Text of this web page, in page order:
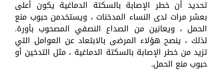
تحديد أن خطر الإصابة بالسكتة الدماغية يكون أعلى
بعشر مرات لدى النساء المدخنات ، ويستخدمن حبوب منع
الحمل ، ويعانين من الصداع النصفي المصحوب بأورة.
لذلك ، ينصح هؤلاء المرضى بالابتعاد عن العوامل التي
تزيد من خطر الإصابة بالسكتة الدماغية ، مثل التدخين أو
حبوب منع الحمل.